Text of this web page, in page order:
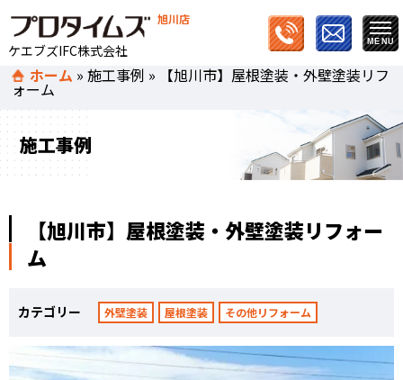
旭川店
ケエブズIFC株式会社
ホーム »施工事例 » 【旭川市】屋根塗装・外壁塗装リフ
ォーム
施工事例
【旭川市】屋根塗装・外壁塗装リフォー
ム
カテゴリー 外壁塗装 屋根塗装 その他リフォーム